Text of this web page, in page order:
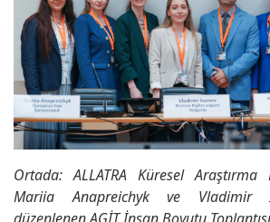
Ortada: ALLATRA Küresel Araştırma
Mariia Anapreichyk ve Vladimir